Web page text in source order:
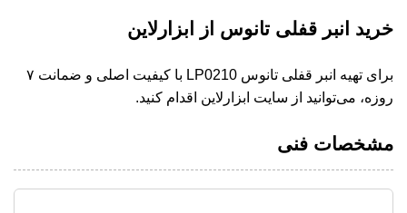
خرید انبر قفلی تانوس از ابزارلاین
برای تهیه انبر قفلی تانوس LP0210 با کیفیت اصلی و ضمانت ۷
روزه، می‌توانید از سایت ابزارلاین اقدام کنید.
مشخصات فنی